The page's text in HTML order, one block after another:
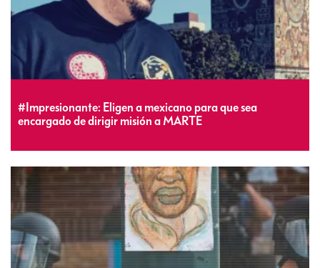
#Impresionante: Eligen a mexicano para que sea
encargado de dirigir misión a MARTE